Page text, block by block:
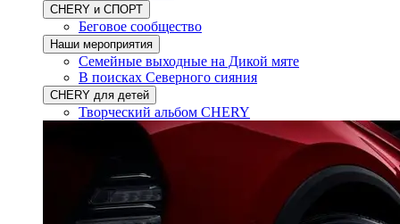
CHERY и СПОРТ
Беговое сообщество
Наши мероприятия
Семейные выходные на Дикой мяте
В поисках Северного сияния
CHERY для детей
Творческий альбом CHERY